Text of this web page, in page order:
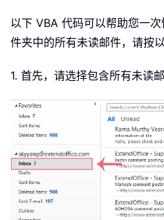
以下 VBA 代码可以帮助您一
件夹中的所有未读邮件，请按
1. 首先，请选择包含所有未读